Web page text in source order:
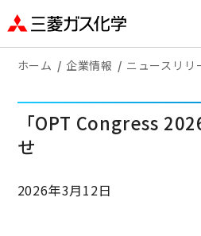
ホーム 企業情報 ニュースリリ
「OPT Congress
せ
2026年3月12日